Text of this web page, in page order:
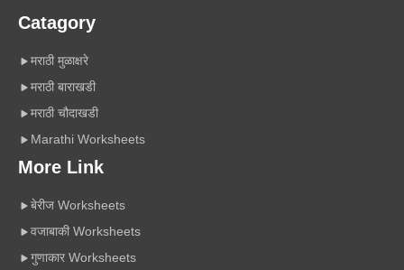
Catagory
मराठी मुळाक्षरे
मराठी बाराखडी
मराठी चौदाखडी
Marathi Worksheets
More Link
बेरीज Worksheets
वजाबाकी Worksheets
गुणाकार Worksheets